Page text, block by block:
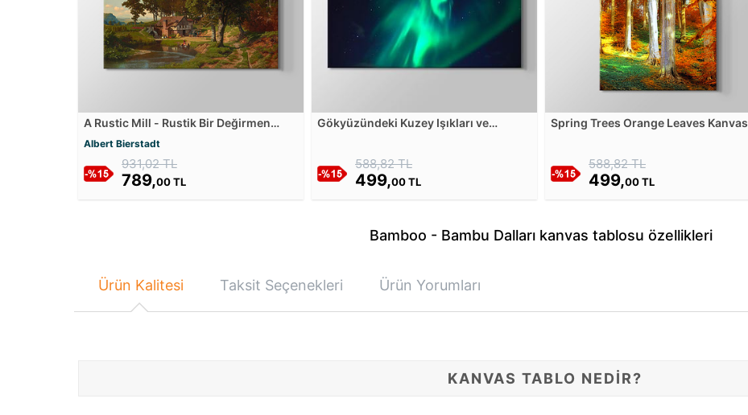
A Rustic Mill - Rustik Bir Değirmen
Kanvas Tablosu
Albert Bierstadt
931,02 TL
789,00 TL
Gökyüzündeki Kuzey Işıkları ve
588,82 TL
499,00 TL
Spring Trees Orange Leaves Kanvas
588,82 TL
499,00 TL
Bamboo - Bambu Dalları kanvas tablosu özellikleri
Ürün Kalitesi Taksit Seçenekleri Ürün Yorumları
KANVAS TABLO NEDİR?